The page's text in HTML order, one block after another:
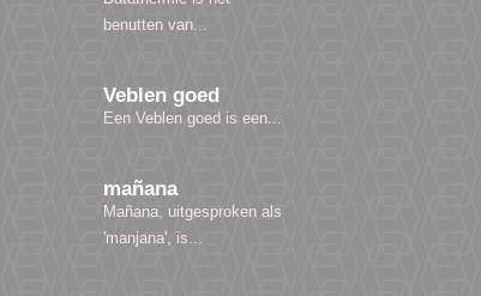
benutten van...
Veblen goed
Een Veblen goed is een...
mañana
Mañana, uitgesproken als
'manjana', is...